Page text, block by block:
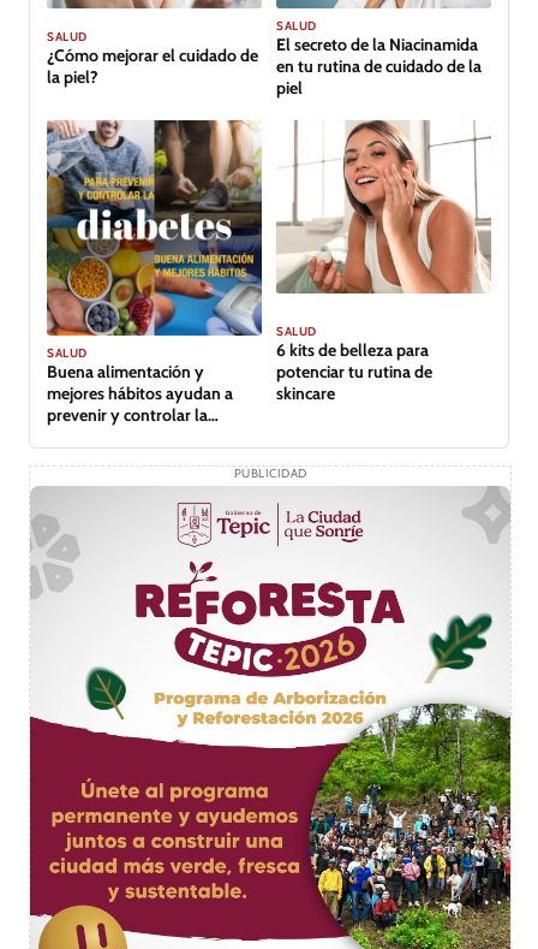
SALUD
¿Cómo mejorar el cuidado de
la piel?
SALUD
El secreto de la Niacinamida
en tu rutina de cuidado de la
piel
SALUD
Buena alimentación y
mejores hábitos ayudan a
prevenir y controlar la
SALUD
6 kits de belleza para
potenciar tu rutina de
skincare
PUBLICIDAD